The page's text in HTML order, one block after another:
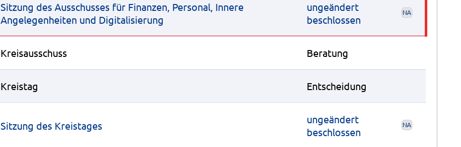
Sitzung des Ausschusses für Finanzen, Personal, Innere
Angelegenheiten und Digitalisierung
ungeändert
beschlossen
NA
Kreisausschuss Beratung
Kreistag Entscheidung
Sitzung des Kreistages
ungeändert
beschlossen
NA